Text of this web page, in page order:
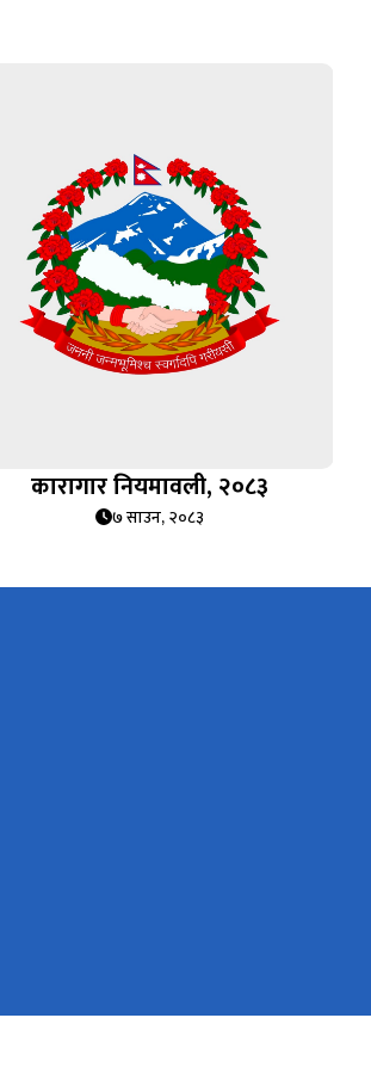
कारागार नियमावली, २०८३
७ साउन, २०८३